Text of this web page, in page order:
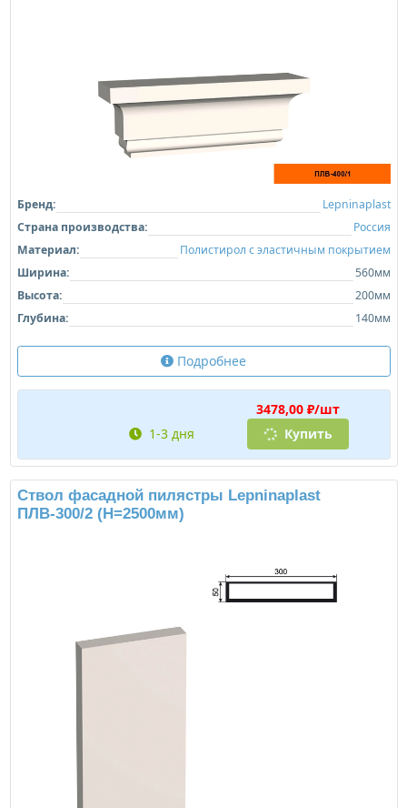
Бренд:
Lepninaplast
Страна производства:
Россия
Материал:
Полистирол с эластичным покрытием
Ширина:
560мм
Высота:
200мм
Глубина:
140мм
Подробнее
3478,00 ₽/шт
1-3 дня
Купить
Ствол фасадной пилястры Lepninaplast
ПЛВ-300/2 (H=2500мм)